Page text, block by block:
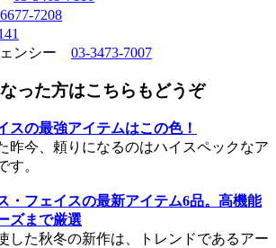
7208
ェンシー 03-3473-7007
った方はこちらもどうぞ
スの最強アイテムはこの色！
昨今、頼りになるのはハイスペックなア
す。
・フェイスの最新アイテム6品。高機能
ズまで厳選
した秋冬の新作は、トレンドであるアー